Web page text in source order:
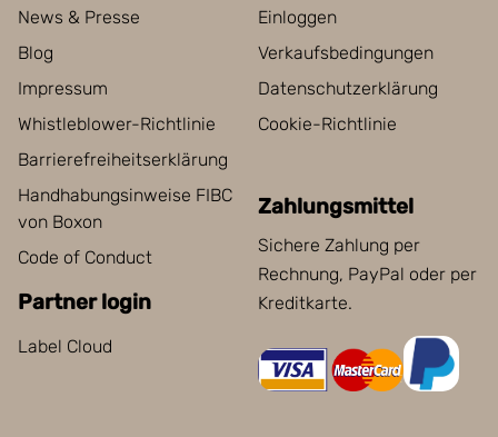
News & Presse
Blog
Impressum
Whistleblower-Richtlinie
Barrierefreiheitserklärung
Handhabungsinweise FIBC
von Boxon
Code of Conduct
Partner login
Label Cloud
Einloggen
Verkaufsbedingungen
Datenschutzerklärung
Cookie-Richtlinie
Zahlungsmittel
Sichere Zahlung per
Rechnung, PayPal oder per
Kreditkarte.